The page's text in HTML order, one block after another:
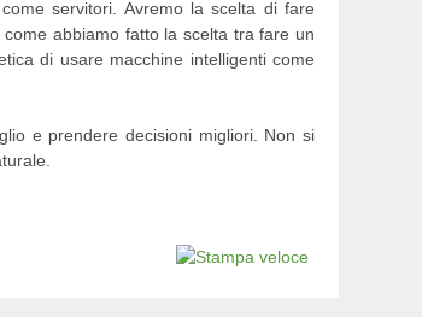
servitori. Avremo la scelta di fare
abbiamo fatto la scelta tra fare un
di usare macchine intelligenti come
e prendere decisioni migliori. Non si